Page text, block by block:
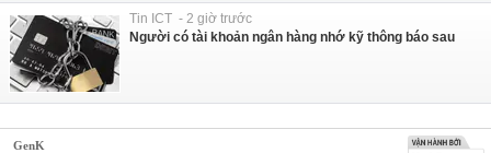
Tin ICT - 2 giờ trước
Người có tài khoản ngân hàng nhớ kỹ thông báo sau
GenK